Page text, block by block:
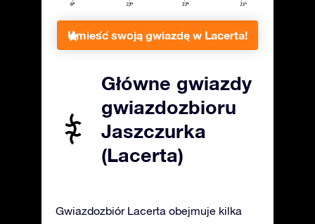
Umieść swoją gwiazdę w Lacerta!
Główne gwiazdy
gwiazdozbioru
Jaszczurka
(Lacerta)
Gwiazdozbiór Lacerta obejmuje kilka